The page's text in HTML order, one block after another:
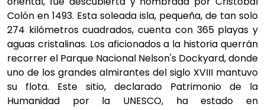
Colón en 1493. Esta soleada isla, pequeña, de tan solo
274 kilómetros cuadrados, cuenta con 365 playas y
aguas cristalinas. Los aficionados a la historia querrán
recorrer el Parque Nacional Nelson's Dockyard, donde
uno de los grandes almirantes del siglo XVIII mantuvo
su flota. Este sitio, declarado Patrimonio de la
Humanidad por la UNESCO, ha estado en